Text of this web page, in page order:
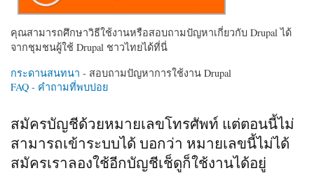
คุณสามารถศึกษาวิธีใช้งานหรือสอบถามปัญหาเกี่ยวกับ Drupal ได้
จากชุมชนผู้ใช้ Drupal ชาวไทยได้ที่นี่
กระดานสนทนา - สอบถามปัญหาการใช้งาน Drupal
FAQ - คำถามที่พบบ่อย
สมัครบัญชีด้วยหมายเลขโทรศัพท์ แต่ตอนนี้ไม่
สามารถเข้าระบบได้ บอกว่า หมายเลขนี้ไม่ได้
สมัครเราลองใช้อีกบัญชีเช็ดูก็ใช้งานได้อยู่